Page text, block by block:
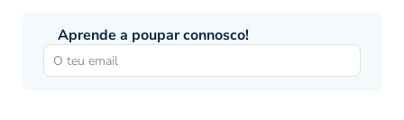
Aprende a poupar connosco!